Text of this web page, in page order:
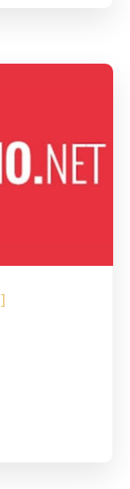
]